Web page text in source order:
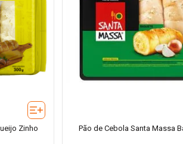
Zinho
Pão de Cebola Santa Massa